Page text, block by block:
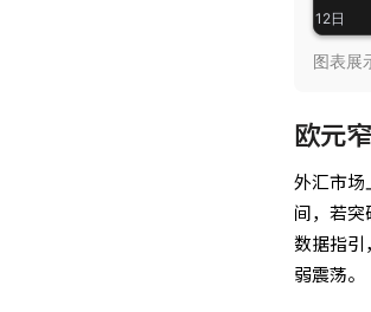
图表展
欧元
外汇市场
间，若突
数据指引
弱震荡。